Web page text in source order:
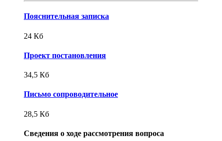
Пояснительная записка
24 Кб
Проект постановления
34,5 Кб
Письмо сопроводительное
28,5 Кб
Сведения о ходе рассмотрения вопроса